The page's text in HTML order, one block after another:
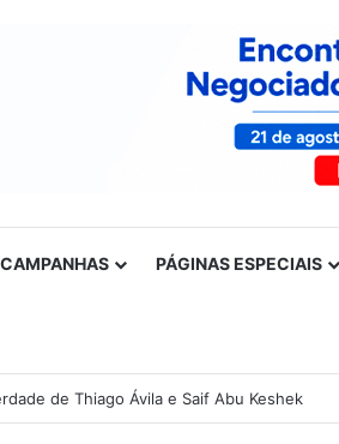
CAMPANHAS PÁGINAS ESPECIAIS
de casos de influenza reforça urgência da